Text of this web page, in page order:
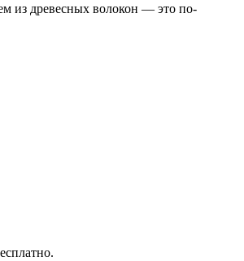
из древесных волокон — это по-